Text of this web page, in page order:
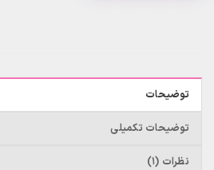
توضیحات
توضیحات تکمیلی
نظرات (1)